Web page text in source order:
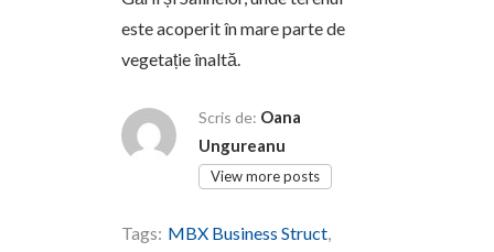
este acoperit în mare parte de
vegetație înaltă.
Scris de: Oana
Ungureanu
View more posts
Tags: MBX Business Struct,